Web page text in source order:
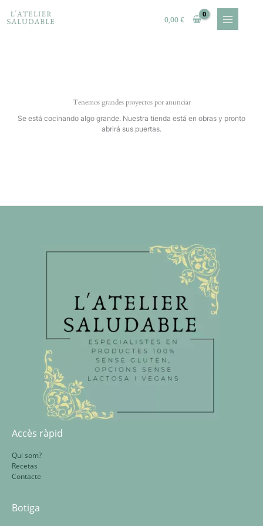
contenido
0,00€
Tenemos grandes proyectos por anunciar
Se está cocinando algo grande. Nuestra tienda está en obras y pronto
abrirá sus puertas.
Accès ràpid
Qui som?
Recetas
Contacte
Botiga